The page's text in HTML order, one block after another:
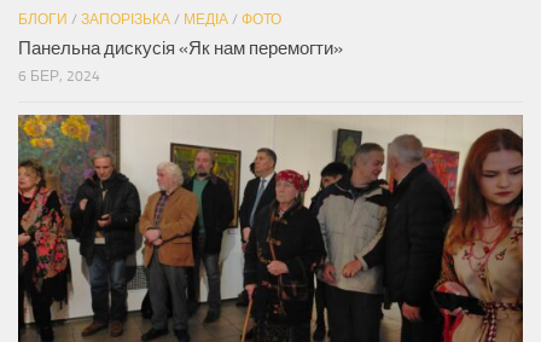
БЛОГИ / ЗАПОРІЗЬКА / МЕДІА / ФОТО
Панельна дискусія «Як нам перемогти»
6 БЕР, 2024